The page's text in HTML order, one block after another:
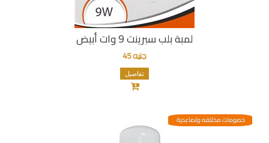
لمبة بلب سبرينت 9 وات أبيض
جنيه 45
تفاصيل
خصومات مختلفه وتصاعدية